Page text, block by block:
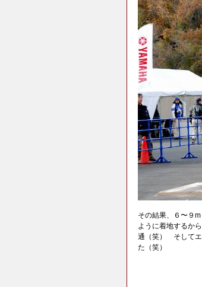
その結果、６〜９
ように着地するか
通（笑） そしてエ
た（笑）